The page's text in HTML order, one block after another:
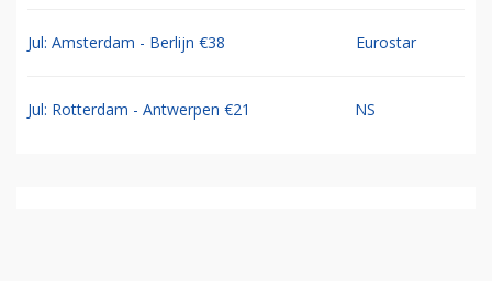
Jul: Amsterdam - Berlijn €38 Eurostar
Jul: Rotterdam - Antwerpen €21 NS